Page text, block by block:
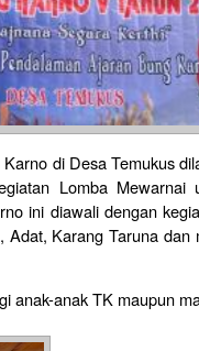
di Desa Temukus
Lomba
ini diawali dengan
Karang Taruna
anak-anak TK maupun